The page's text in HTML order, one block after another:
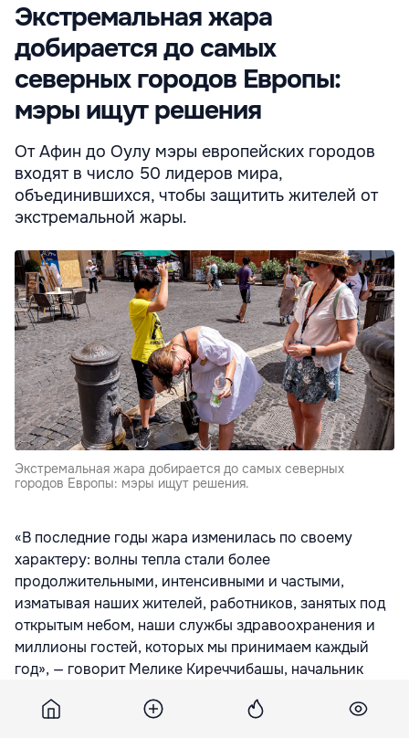
Экстремальная жара
добирается до самых
северных городов Европы:
мэры ищут решения
От Афин до Оулу мэры европейских городов
входят в число 50 лидеров мира,
объединившихся, чтобы защитить жителей от
экстремальной жары.
Экстремальная жара добирается до самых северных
городов Европы: мэры ищут решения.
«В последние годы жара изменилась по своему
характеру: волны тепла стали более
продолжительными, интенсивными и частыми,
изматывая наших жителей, работников, занятых под
открытым небом, наши службы здравоохранения и
миллионы гостей, которых мы принимаем каждый
год», — говорит Мелике Киреччибашы, начальник
нулевых отходов администрации Антальи, передает